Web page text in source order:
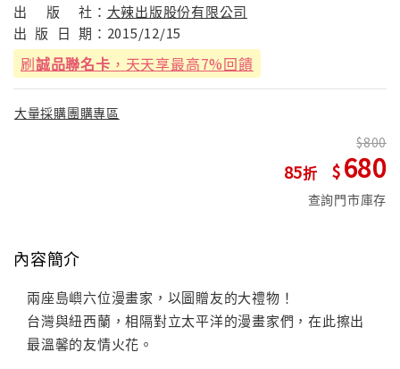
出
版 社： 大辣出版股份有限公司
出 版 日 期： 2015/12/15
刷誠品聯名卡 ，天天享最高7%回饋
大量採購團購專區
85
800
680
查詢門市庫存
內容簡介
兩座島嶼六位漫畫家，以圖贈友的大禮物！
台灣與紐西蘭，相隔對立太平洋的漫畫家們，在此擦出
最溫馨的友情火花。